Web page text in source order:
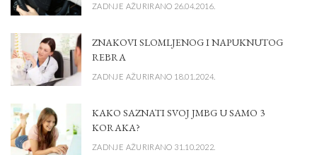
ZADNJE AŽURIRANO 26.04.2016.
ZNAKOVI SLOMLJENOG I NAPUKNUTOG
REBRA
ZADNJE AŽURIRANO 18.01.2024.
KAKO SAZNATI SVOJ JMBG U SAMO 3
KORAKA?
ZADNJE AŽURIRANO 31.10.2022.